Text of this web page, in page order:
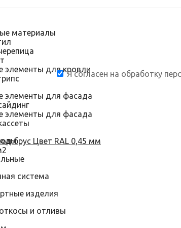
Я согласен на обработку
брус Цвет RAL 0,45 мм
материалы
элементы для кровли
элементы для фасада
элементы для фасада
система
изделия
и отливы